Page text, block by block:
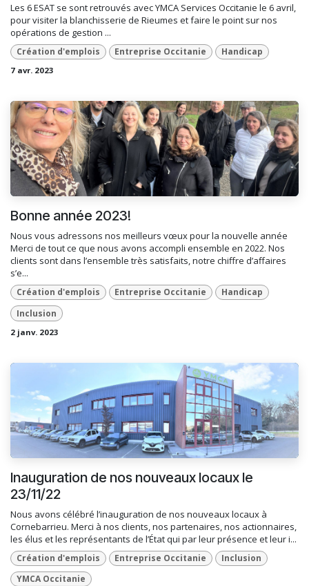
Les 6 ESAT se sont retrouvés avec YMCA Services Occitanie le 6 avril,
pour visiter la blanchisserie de Rieumes et faire le point sur nos
opérations de gestion ...
Création d'emplois Entreprise Occitanie Handicap
7 avr. 2023
Bonne année 2023!
Nous vous adressons nos meilleurs vœux pour la nouvelle année​
Merci de tout ce que nous avons accompli ensemble en 2022. Nos
clients sont dans l’ensemble très satisfaits, notre chiffre d’affaires
s’e...
Création d'emplois Entreprise Occitanie
Handicap
Inclusion
2 janv. 2023
Inauguration de nos nouveaux locaux le
23/11/22
Nous avons célébré l’inauguration de nos nouveaux locaux à
Cornebarrieu. Merci à nos clients, nos partenaires, nos actionnaires,
les élus et les représentants de l’État qui par leur présence et leur i...
Création d'emplois Entreprise Occitanie
Inclusion
YMCA Occitanie